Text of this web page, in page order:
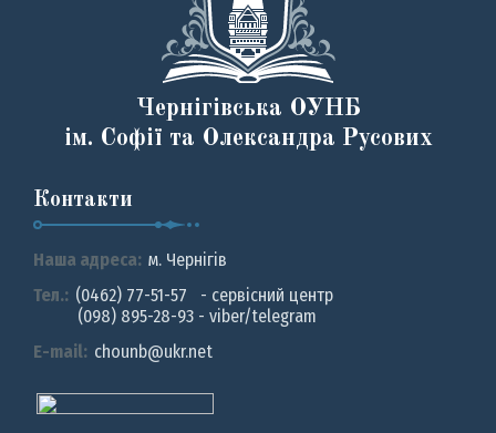
Чернігівська ОУНБ
ім. Софії та Олександра Русових
Контакти
Наша адреса: м. Чернiгiв
Тел.: (0462) 77-51-57 - сервісний центр
(098) 895-28-93 - viber/telegram
E-mail: chounb@ukr.net